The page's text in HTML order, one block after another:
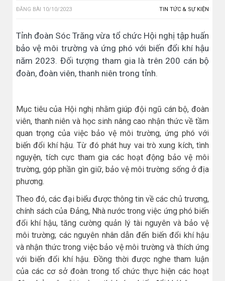
ĐĂNG BÀI 10/10/2023 TIN TỨC & SỰ KIỆN
Tỉnh đoàn Sóc Trăng vừa tổ chức Hội nghị tập huấn
bảo vệ môi trường và ứng phó với biến đổi khí hậu
năm 2023. Đối tượng tham gia là trên 200 cán bộ
đoàn, đoàn viên, thanh niên trong tỉnh.
Mục tiêu của Hội nghị nhằm giúp đội ngũ cán bộ, đoàn
viên, thanh niên và học sinh nâng cao nhận thức về tầm
quan trọng của việc bảo vệ môi trường, ứng phó với
biến đổi khí hậu. Từ đó phát huy vai trò xung kích, tình
nguyện, tích cực tham gia các hoạt động bảo vệ môi
trường, góp phần gìn giữ, bảo vệ môi trường sống ở địa
phương.
Theo đó, các đại biểu được thông tin về các chủ trương,
chính sách của Đảng, Nhà nước trong việc ứng phó biến
đổi khí hậu, tăng cường quản lý tài nguyên và bảo vệ
môi trường; các nguyên nhân dẫn đến biến đổi khí hậu
và nhận thức trong việc bảo vệ môi trường và thích ứng
với biến đổi khí hậu. Đồng thời được nghe tham luận
của các cơ sở đoàn trong tổ chức thực hiện các hoạt